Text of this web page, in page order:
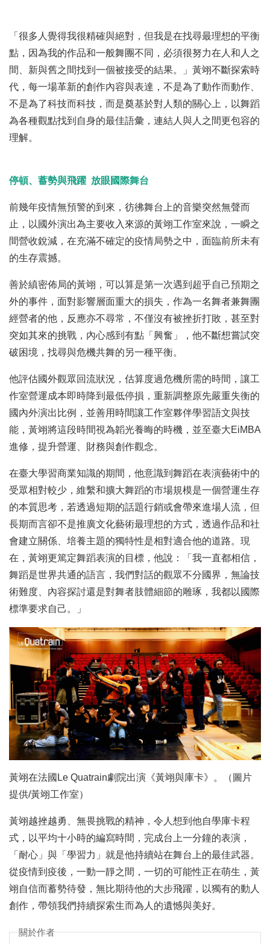
「很多人覺得我很精確與絕對，但我是在找尋最理想的平衡
點，因為我的作品和一般舞團不同，必須很努力在人和人之
間、新與舊之間找到一個被接受的結果。」黃翊不斷探索時
代，每一場革新的創作內容與表達，不是為了動作而動作、
不是為了科技而科技，而是奠基於對人類的關心上，以舞蹈
為各種觀點找到自身的最佳語彙，連結人與人之間更包容的
理解。
停頓、蓄勢與飛躍 放眼國際舞台
前幾年疫情無預警的到來，彷彿舞台上的音樂突然無聲而
止，以國外演出為主要收入來源的黃翊工作室來說，一瞬之
間營收銳減，在充滿不確定的疫情局勢之中，面臨前所未有
的生存震撼。
善於縝密佈局的黃翊，可以算是第一次遇到超乎自己預期之
外的事件，面對影響層面重大的損失，作為一名舞者兼舞團
經營者的他，反應亦不尋常，不僅沒有被挫折打敗，甚至對
突如其來的挑戰，內心感到有點「興奮」，他不斷想嘗試突
破困境，找尋與危機共舞的另一種平衡。
他評估國外觀眾回流狀況，估算度過危機所需的時間，讓工
作室營運成本即時降到最低停損，重新調整原先嚴重失衡的
國內外演出比例，並善用時間讓工作室夥伴學習語文與技
能，黃翊將這段時間視為韜光養晦的時機，並至臺大EiMBA
進修，提升營運、財務與創作觀念。
在臺大學習商業知識的期間，他意識到舞蹈在表演藝術中的
受眾相對較少，維繫和擴大舞蹈的市場規模是一個營運生存
的本質思考，若透過短期的話題行銷或會帶來進場人流，但
長期而言卻不是推廣文化藝術最理想的方式，透過作品和社
會建立關係、培養主題的獨特性是相對適合他的道路。現
在，黃翊更篤定舞蹈表演的目標，他說：「我一直都相信，
舞蹈是世界共通的語言，我們對話的觀眾不分國界，無論技
術難度、內容探討還是對舞者肢體細節的雕琢，我都以國際
標準要求自己。」
黃翊在法國Le Quatrain劇院出演《黃翊與庫卡》。（圖片
提供/黃翊工作室）
黃翊越挫越勇、無畏挑戰的精神，令人想到他自學庫卡程
式，以平均十小時的編寫時間，完成台上一分鐘的表演，
「耐心」與「學習力」就是他持續站在舞台上的最佳武器。
從疫情到疫後，一動一靜之間，一切的可能性正在萌生，黃
翊自信而蓄勢待發，無比期待他的大步飛躍，以獨有的動人
創作，帶領我們持續探索生而為人的遺憾與美好。
關於作者